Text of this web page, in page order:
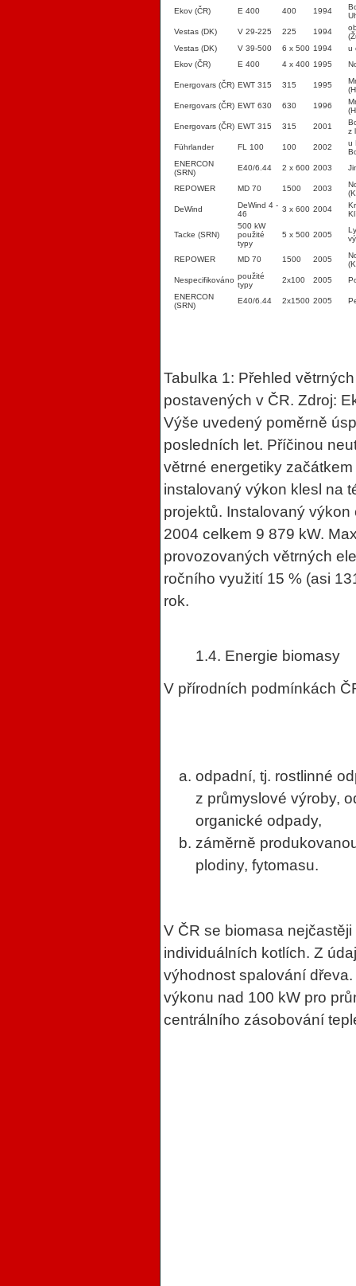
Ekov (ČR)
E 400 400 1994
Vestas (DK)
V 29-225 225 1994
Vestas (DK)
V 39-500 6 x 500 1994
u
Ekov (ČR)
E 400 4 x 400 1995
Energovars (ČR) EWT 315 315 1995
Energovars (ČR) EWT 630 630 1996
Energovars (ČR) EWT 315 315 2001
z
Führlander
FL 100 100 2002
u
ENERCON
(SRN)
E40/6.44 2 x 600 2003
REPOWER MD 70 1500 2003
DeWind
DeWind 4 -
46
3 x 600 2004
Tacke (SRN)
500 kW
použité
typy
5 x 500 2005
REPOWER MD 70 1500 2005
Nespecifikováno použité
typy
2x100 2005
ENERCON
(SRN)
E40/6.44 2x1500 2005
Tabulka 1: Přehled
postavených v ČR. Zdroj:
Výše uvedený poměrně
posledních let. Příčinou
větrné energetiky
instalovaný výkon klesl na
projektů. Instalovaný
2004 celkem 9 879 kW.
provozovaných větrných
ročního využití 15 % (asi
rok.
1.4. Energie biomasy
V přírodních podmínkách
odpadní, tj. rostlinné
z průmyslové výroby,
organické odpady,
záměrně
plodiny, fytomasu.
V ČR se biomasa
individuálních kotlích. Z
výhodnost spalování
výkonu nad 100 kW pro
centrálního zásobování